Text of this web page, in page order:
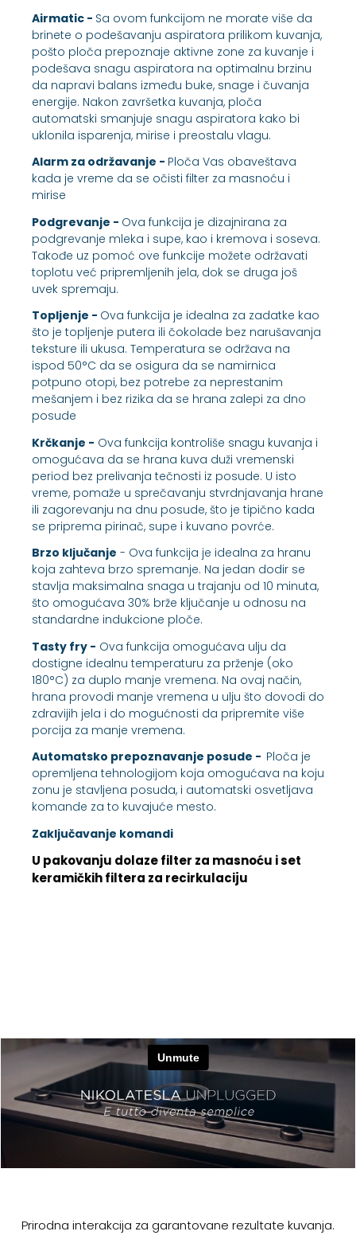
Airmatic - Sa ovom funkcijom ne morate više da
brinete o podešavanju aspiratora prilikom kuvanja,
pošto ploča prepoznaje aktivne zone za kuvanje i
podešava snagu aspiratora na optimalnu brzinu
da napravi balans između buke, snage i čuvanja
energije. Nakon završetka kuvanja, ploča
automatski smanjuje snagu aspiratora kako bi
uklonila isparenja, mirise i preostalu vlagu.
Alarm za održavanje - Ploča Vas obaveštava
kada je vreme da se očisti filter za masnoću i
mirise
Podgrevanje - Ova funkcija je dizajnirana za
podgrevanje mleka i supe, kao i kremova i soseva.
Takođe uz pomoć ove funkcije možete održavati
toplotu već pripremljenih jela, dok se druga još
uvek spremaju.
Topljenje - Ova funkcija je idealna za zadatke kao
što je topljenje putera ili čokolade bez narušavanja
teksture ili ukusa. Temperatura se održava na
ispod 50°C da se osigura da se namirnica
potpuno otopi, bez potrebe za neprestanim
mešanjem i bez rizika da se hrana zalepi za dno
posude
Krčkanje - Ova funkcija kontroliše snagu kuvanja i
omogućava da se hrana kuva duži vremenski
period bez prelivanja tečnosti iz posude. U isto
vreme, pomaže u sprečavanju stvrdnjavanja hrane
ili zagorevanju na dnu posude, što je tipično kada
se priprema pirinač, supe i kuvano povrće.
Brzo ključanje - Ova funkcija je idealna za hranu
koja zahteva brzo spremanje. Na jedan dodir se
stavlja maksimalna snaga u trajanju od 10 minuta,
što omogućava 30% brže ključanje u odnosu na
standardne indukcione ploče.
Tasty fry - Ova funkcija omogućava ulju da
dostigne idealnu temperaturu za prženje (oko
180°C) za duplo manje vremena. Na ovaj način,
hrana provodi manje vremena u ulju što dovodi do
zdravijih jela i do mogućnosti da pripremite više
porcija za manje vremena.
Automatsko prepoznavanje posude - Ploča je
opremljena tehnologijom koja omogućava na koju
zonu je stavljena posuda, i automatski osvetljava
komande za to kuvajuće mesto.
Zaključavanje komandi
U pakovanju dolaze filter za masnoću i set
keramičkih filtera za recirkulaciju
Prirodna interakcija za garantovane rezultate kuvanja.